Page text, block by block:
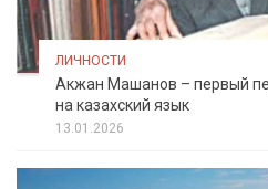
ЛИЧНОСТИ
Акжан Машанов – первый
на казахский язык
13.01.2026